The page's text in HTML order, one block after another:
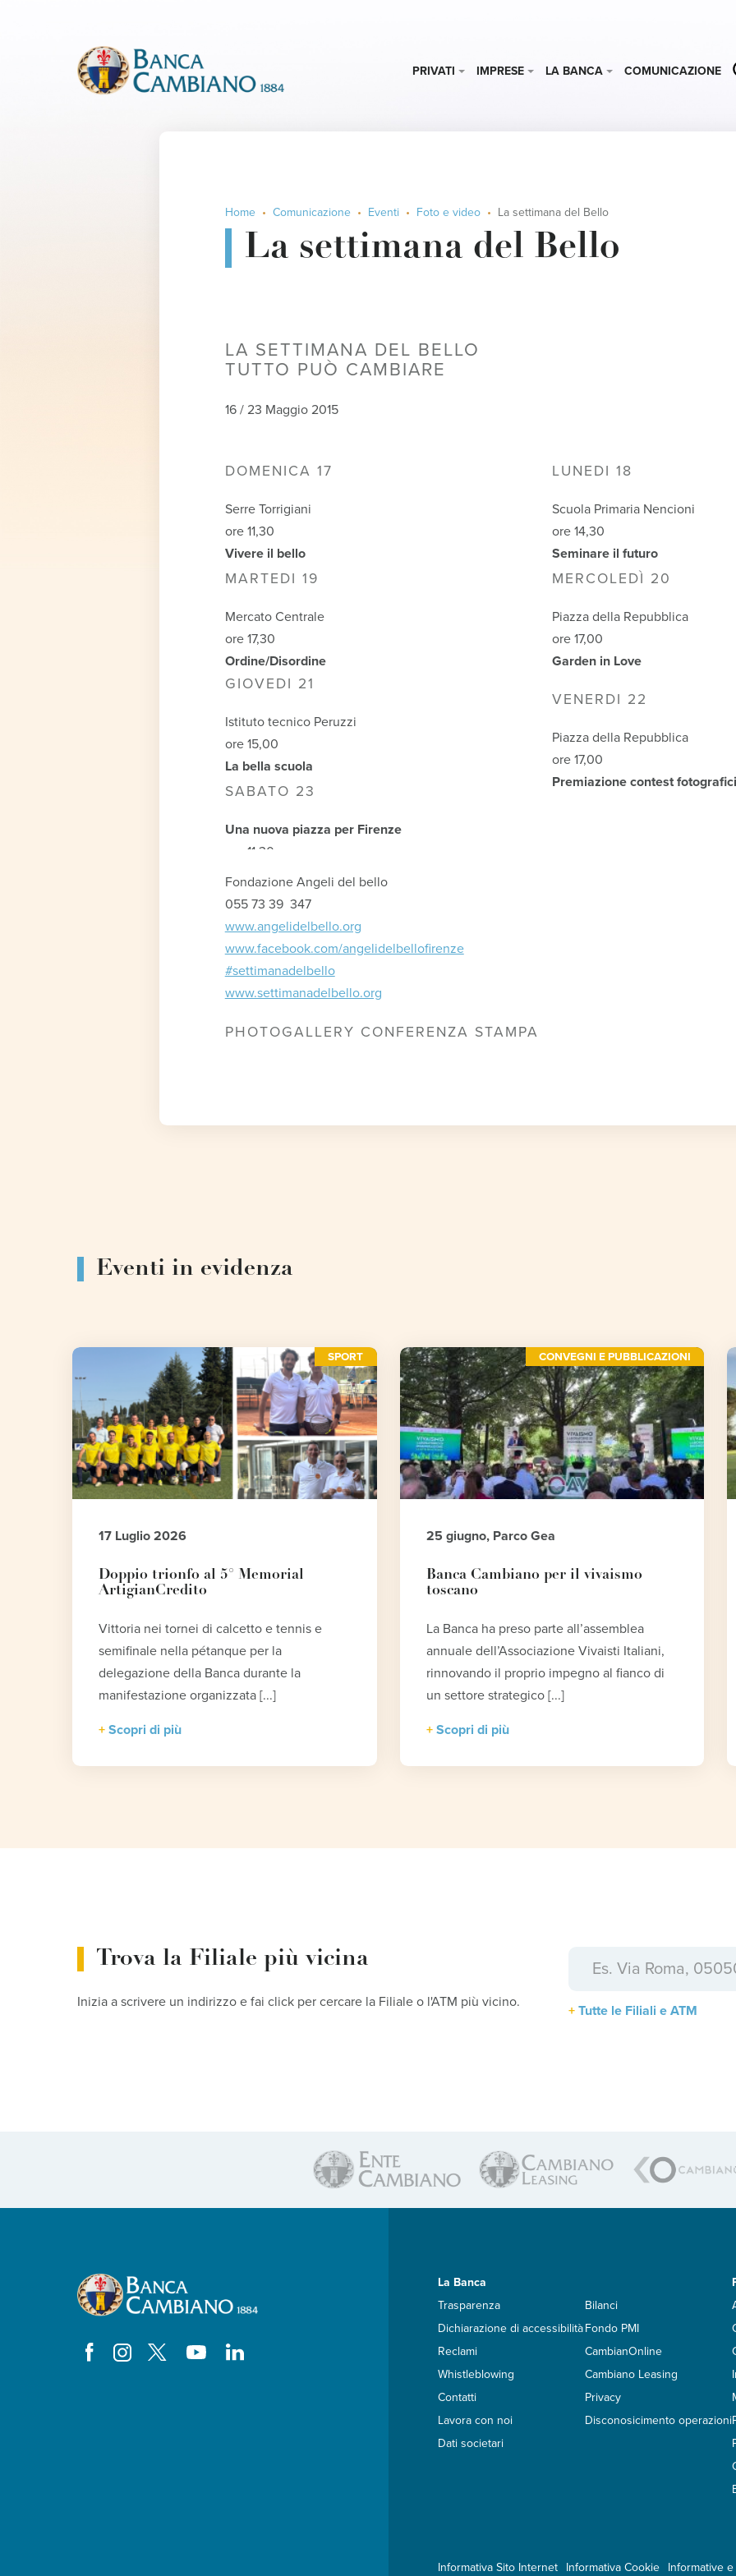
PRIVATI IMPRESE LA BANCA COMUNICAZIONE
Home Comunicazione Eventi Foto e video La settimana del Bello
La settimana del Bello
LA SETTIMANA DEL BELLO
TUTTO PUÒ CAMBIARE
16 / 23 Maggio 2015
DOMENICA 17
Serre Torrigiani
ore 11,30
Vivere il bello
LUNEDI 18
Scuola Primaria Nencioni
ore 14,30
Seminare il futuro
MARTEDI 19
Mercato Centrale
ore 17,30
Ordine/Disordine
MERCOLEDÌ 20
Piazza della Repubblica
ore 17,00
Garden in Love
GIOVEDI 21
Istituto tecnico Peruzzi
ore 15,00
La bella scuola
VENERDI 22
Piazza della Repubblica
ore 17,00
Premiazione contest fotografici
SABATO 23
Una nuova piazza per Firenze
ore 11,30
Fondazione Angeli del bello
055 73 39 347
www.angelidelbello.org
www.facebook.com/angelidelbellofirenze
#settimanadelbello
www.settimanadelbello.org
PHOTOGALLERY CONFERENZA STAMPA
Eventi in evidenza
SPORT
17 Luglio 2026
Doppio trionfo al 5° Memorial
ArtigianCredito
Vittoria nei tornei di calcetto e tennis e
semifinale nella pétanque per la
delegazione della Banca durante la
manifestazione organizzata [...]
Scopri di più
CONVEGNI E PUBBLICAZIONI
25 giugno, Parco Gea
Banca Cambiano per il vivaismo
toscano
La Banca ha preso parte all’assemblea
annuale dell’Associazione Vivaisti Italiani,
rinnovando il proprio impegno al fianco di
un settore strategico [...]
Scopri di più
Trova la Filiale più vicina
Inizia a scrivere un indirizzo e fai click per cercare la Filiale o l'ATM più vicino.
Tutte le Filiali e ATM
La Banca
Trasparenza
Dichiarazione di accessibilità
Reclami
Whistleblowing
Contatti
Lavora con noi
Dati societari
Bilanci
Fondo PMI
CambianOnline
Cambiano Leasing
Privacy
Disconosicimento operazioni
Informativa Sito Internet Informativa Cookie Informative